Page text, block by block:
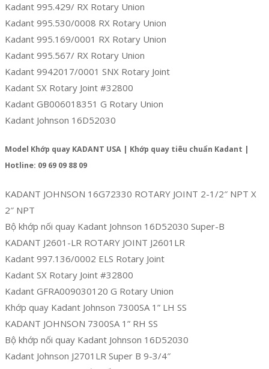
Kadant 995.429/ RX Rotary Union
Kadant 995.530/0008 RX Rotary Union
Kadant 995.169/0001 RX Rotary Union
Kadant 995.567/ RX Rotary Union
Kadant 9942017/0001 SNX Rotary Joint
Kadant SX Rotary Joint #32800
Kadant GB006018351 G Rotary Union
Kadant Johnson 16D52030
Model Khớp quay KADANT USA | Khớp quay tiêu chuẩn Kadant |
Hotline: 09 69 09 88 09
KADANT JOHNSON 16G72330 ROTARY JOINT 2-1/2″ NPT X
2″ NPT
Bộ khớp nối quay Kadant Johnson 16D52030 Super-B
KADANT J2601-LR ROTARY JOINT J2601LR
Kadant 997.136/0002 ELS Rotary Joint
Kadant SX Rotary Joint #32800
Kadant GFRA009030120 G Rotary Union
Khớp quay Kadant Johnson 7300SA 1” LH SS
KADANT JOHNSON 7300SA 1” RH SS
Bộ khớp nối quay Kadant Johnson 16D52030
Kadant Johnson J2701LR Super B 9-3/4″